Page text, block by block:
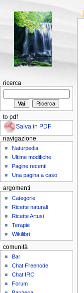
ricerca
to pdf
Salva in PDF
navigazione
Naturpedia
Ultime modifiche
Pagine recenti
Una pagina a caso
argomenti
Categorie
Ricette naturali
Ricette Artusi
Terapie
Wikilibri
comunità
Bar
Chat Freenode
Chat IRC
Forum